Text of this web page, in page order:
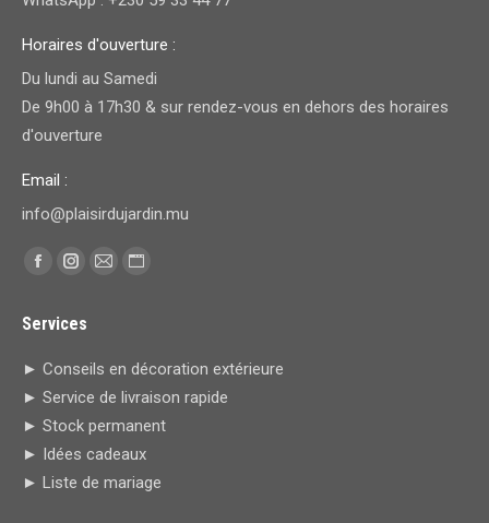
Horaires d'ouverture :
Du lundi au Samedi
De 9h00 à 17h30 & sur rendez-vous en dehors des horaires
d'ouverture
Email :
info@plaisirdujardin.mu
Trouvez nous sur :
Facebook
opens
in
new
window
Instagram
opens
new
window
E-
opens
in
window
Site
opens
Services
► Conseils en décoration extérieure
► Service de livraison rapide
► Stock permanent
► Idées cadeaux
► Liste de mariage